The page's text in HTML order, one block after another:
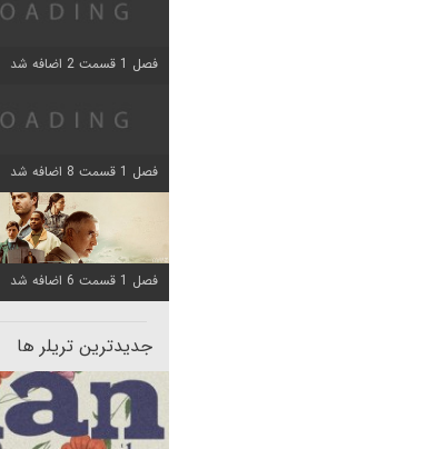
فصل 1 قسمت 2 اضافه شد
فصل 1 قسمت 8 اضافه شد
فصل 1 قسمت 6 اضافه شد
جدیدترین تریلر ها